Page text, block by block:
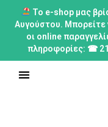
Το e-shop μας
Αυγούστου. Μπορείτε
οι online
πληροφορίες: ☎